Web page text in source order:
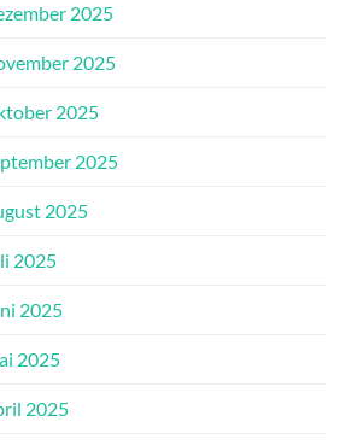
2025
2025
2025
2025
2025
2025
2025
2025
2025